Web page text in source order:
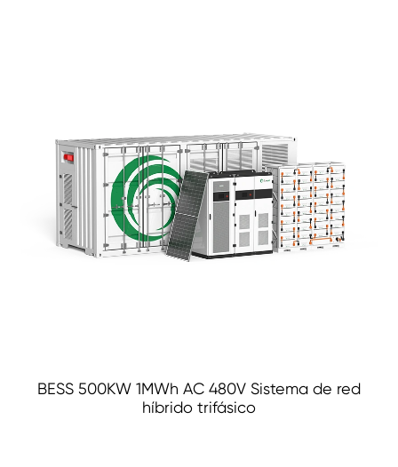
BESS 500KW 1MWh AC 480V Sistema de red
híbrido trifásico